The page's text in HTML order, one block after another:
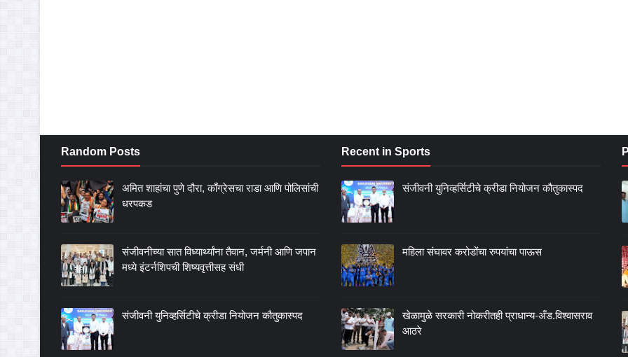
Random Posts
अमित शाहांचा पुणे दौरा, काँग्रेसचा राडा आणि पोलिसांची
धरपकड
संजीवनीच्या सात विध्यार्थ्यांना तैवान, जर्मनी आणि जपान
मध्ये इंटर्नशिपची शिष्यवृत्तीसह संधी
संजीवनी युनिव्हर्सिटीचे क्रीडा नियोजन कौतुकास्पद
Recent in Sports
संजीवनी युनिव्हर्सिटीचे क्रीडा नियोजन कौतुकास्पद
महिला संघावर करोडोंचा रुपयांचा पाऊस
खेळामुळे सरकारी नोकरीतही प्राधान्य-अँड.विश्वासराव
आठरे